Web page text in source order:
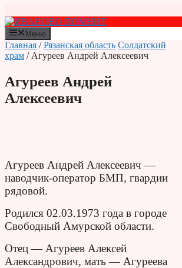
к
содержимому
Меню
Главная /Рязанская область Солдатский
храм / Агуреев Андрей Алексеевич
Агуреев Андрей
Алексеевич
Агуреев Андрей Алексеевич —
наводчик-оператор БМП, гвардии
рядовой.
Родился 02.03.1973 года в городе
Свободный Амурской области.
Отец — Агуреев Алексей
Александрович, мать — Агуреева